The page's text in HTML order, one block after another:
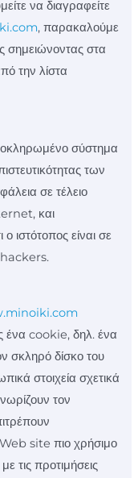
να διαγραφείτε
, παρακαλούμε
σημειώνοντας στα
την λίστα
σύστημα
των
σε τέλειο
και
ο ιστότοπος είναι σε
hackers.
ένα cookie, δηλ. ένα
σκληρό δίσκο του
στοιχεία σχετικά
τον
site πιο χρήσιμο
τις προτιμήσεις